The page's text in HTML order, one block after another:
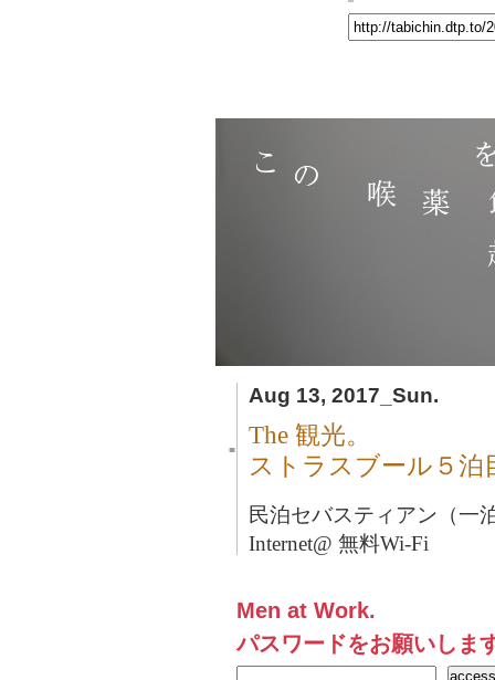
Aug 13, 2017_Sun.
■
The 観光。
ストラスブール５泊
民泊セバスティアン（一
Internet@ 無料Wi-Fi
Men at Work.
パスワードをお願いしま